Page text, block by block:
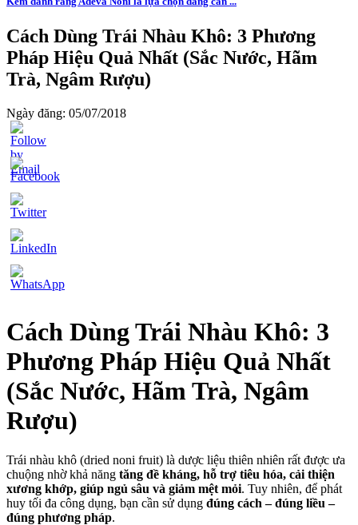
Cách Dùng Trái Nhàu Khô: 3 Phương
Pháp Hiệu Quả Nhất (Sắc Nước, Hãm
Trà, Ngâm Rượu)
Ngày đăng: 05/07/2018
Cách Dùng Trái Nhàu Khô: 3
Phương Pháp Hiệu Quả Nhất
(Sắc Nước, Hãm Trà, Ngâm
Rượu)
Trái nhàu khô (dried noni fruit) là dược liệu thiên nhiên rất được ưa
chuộng nhờ khả năng tăng đề kháng, hỗ trợ tiêu hóa, cải thiện
xương khớp, giúp ngủ sâu và giảm mệt mỏi. Tuy nhiên, để phát
huy tối đa công dụng, bạn cần sử dụng đúng cách – đúng liều –
đúng phương pháp.